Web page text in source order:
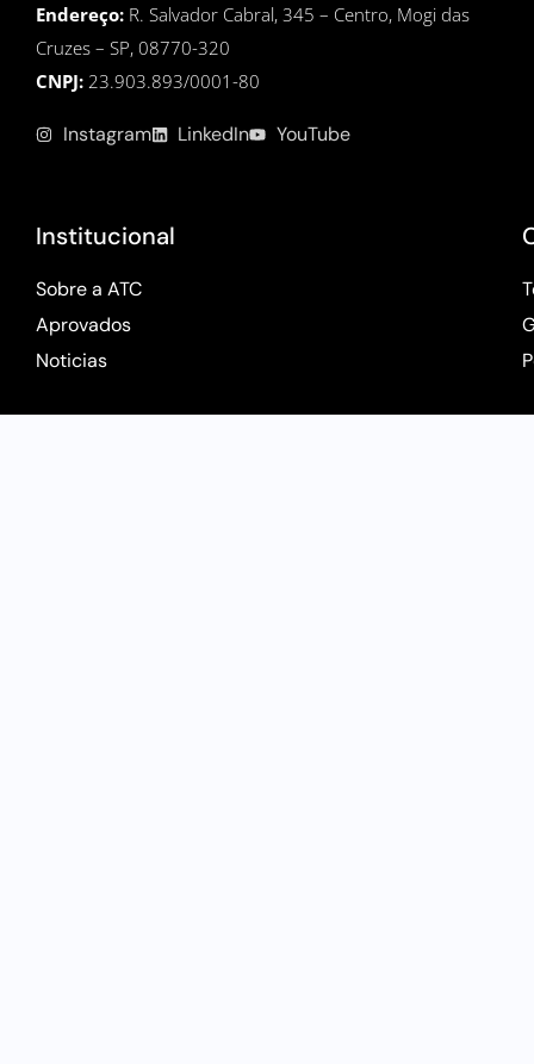
Endereço: R. Salvador Cabral, 345 – Centro, Mogi das
Cruzes – SP, 08770-320
CNPJ: 23.903.893/0001-80
Instagram LinkedIn YouTube
Institucional
Sobre a ATC
Aprovados
Noticias